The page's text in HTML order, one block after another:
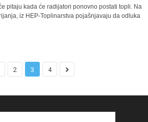
pitaju kada će radijatori ponovno postati topli. Na
iz HEP-Toplinarstva pojašnjavaju da odluka
2 3 4